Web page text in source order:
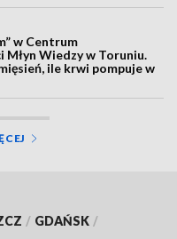
w Centrum
Młyn Wiedzy w Toruniu.
ile krwi pompuje w
/ GDAŃSK /